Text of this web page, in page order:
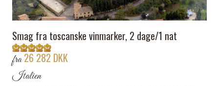
Smag fra toscanske vinmarker, 2 dage/1 nat
fra26 282 DKK
Italien